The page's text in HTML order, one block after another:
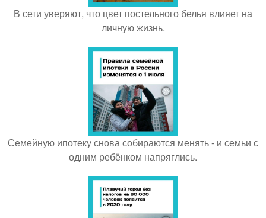
В сети уверяют, что цвет постельного белья влияет на
личную жизнь.
Семейную ипотеку снова собираются менять - и семьи с
одним ребёнком напряглись.